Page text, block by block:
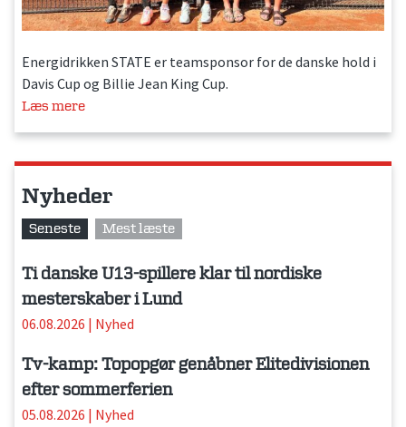
Energidrikken STATE er teamsponsor for de danske hold i
Davis Cup og Billie Jean King Cup.
Læs mere
Nyheder
Seneste Mest læste
Ti danske U13-spillere klar til nordiske
mesterskaber i Lund
06.08.2026 | Nyhed
Tv-kamp: Topopgør genåbner Elitedivisionen
efter sommerferien
05.08.2026 | Nyhed